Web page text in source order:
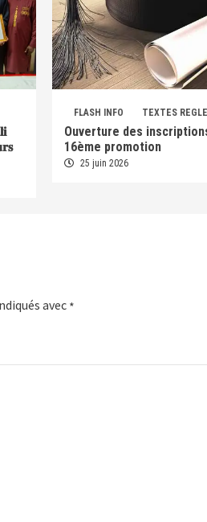
FLASH INFO TEXTES
Ouverture des
16ème promotion
25 juin 2026
avec*